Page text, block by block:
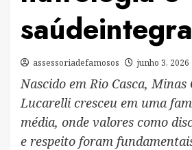
assessoriadefamosos junho 3, 2026
Nascido em Rio Casca,
Lucarelli cresceu em uma
média, onde valores como
e respeito foram